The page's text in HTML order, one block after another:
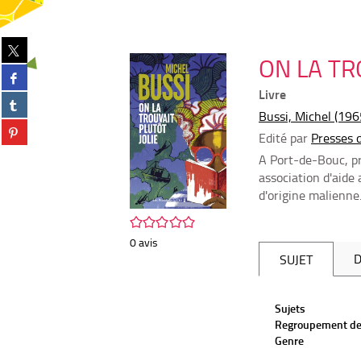
Partager
sur
twitter
(Nouvelle
fenêtre)
Partager
sur
facebook
(Nouvelle
fenêtre)
Partager
sur
tumblr
(Nouvelle
Partager
sur
/5
0avis
ON LA
Livre
Bussi, Michel
Edité par Presses
A Port-de-Bouc,
association d'aide
d'origine
SUJET
Sujets
Regroupement
Genre